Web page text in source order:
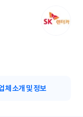
체 소개 및 정보